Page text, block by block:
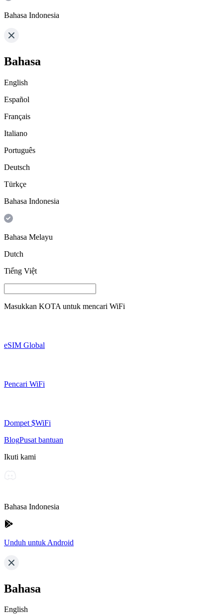
Bahasa Indonesia
Bahasa
English
Español
Français
Italiano
Português
Deutsch
Türkçe
Bahasa Indonesia
Bahasa Melayu
Dutch
Tiếng Việt
Masukkan KOTA untuk mencari WiFi
eSIM Global
Pencari WiFi
Dompet $WiFi
BlogPusat bantuan
Ikuti kami
Bahasa Indonesia
Unduh untuk Android
Bahasa
English